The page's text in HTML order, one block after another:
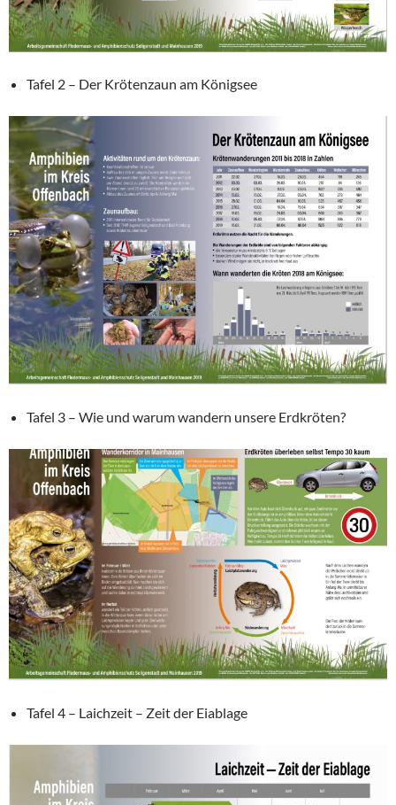
Tafel 2 – Der Krötenzaun am Königsee
Tafel 3 – Wie und warum wandern unsere Erdkröten?
Tafel 4 – Laichzeit – Zeit der Eiablage